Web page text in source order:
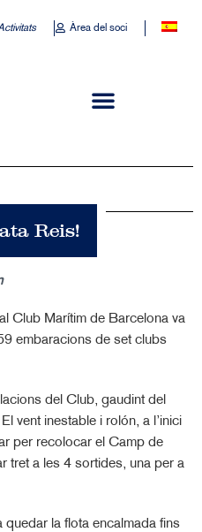
Àrea del soci
Reis!
Club Marítim de Barcelona va
embaracions de set clubs
del Club, gaudint del
vent inestable i rolón, a l’inici
per recolocar el Camp de
tret a les 4 sortides, una per a
quedar la flota encalmada fins